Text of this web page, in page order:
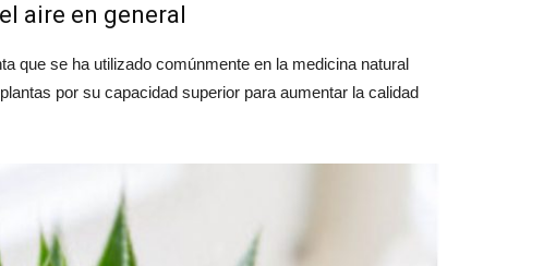
aire en general
que se ha utilizado comúnmente en la medicina natural
por su capacidad superior para aumentar la calidad